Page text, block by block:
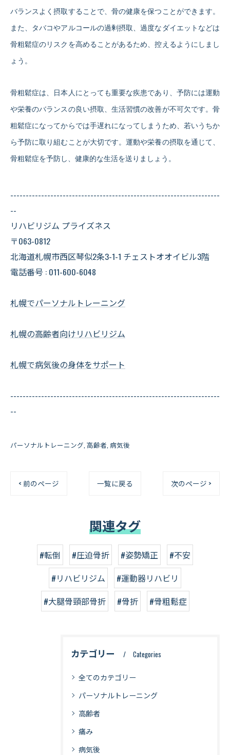
バランスよく摂取することで、骨の健康を保つことができます。
また、タバコやアルコールの過剰摂取、過度なダイエットなどは
骨粗鬆症のリスクを高めることがあるため、控えるようにしまし
ょう。
骨粗鬆症は、日本人にとっても重要な疾患であり、予防には運動
や栄養のバランスの良い摂取、生活習慣の改善が不可欠です。骨
粗鬆症になってからでは手遅れになってしまうため、若いうちか
ら予防に取り組むことが大切です。運動や栄養の摂取を通じて、
骨粗鬆症を予防し、健康的な生活を送りましょう。
--------------------------------------------------------------------
--
リハビリジム プライズネス
〒063-0812
北海道札幌市西区琴似2条3-1-1 チェストオオイビル3階
電話番号 : 011-600-6048
札幌でパーソナルトレーニング
札幌の高齢者向けリハビリジム
札幌で病気後の身体をサポート
--------------------------------------------------------------------
--
パーソナルトレーニング 高齢者 病気後
< 前のページ 一覧に戻る 次のページ >
関連タグ
#転倒 #圧迫骨折 #姿勢矯正
#不安
#リハビリジム
#運動器リハビリ
#大腿骨頸部骨折
#骨折 #骨粗鬆症
カテゴリー Categories
全てのカテゴリー
パーソナルトレーニング
高齢者
痛み
病気後